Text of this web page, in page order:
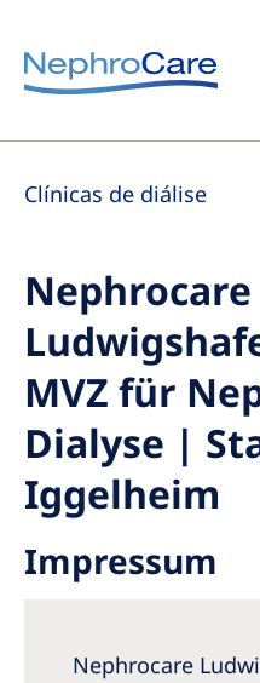
Europe
Czech Republic
Germany
Israel
Italy
Netherlands
Poland
Portugal
Romania
Serbia
Clínicas de diálise
Nephrocare
MVZ für
Dialyse |
Iggelheim
Impressum
Nephrocare